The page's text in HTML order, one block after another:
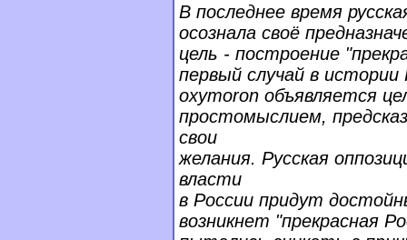
В последнее время
осознала своё
цель - построение
первый случай в истории
oxymoron объявляется
простомыслием,
свои
желания. Русская
власти
в России придут
возникнет "прекрасная